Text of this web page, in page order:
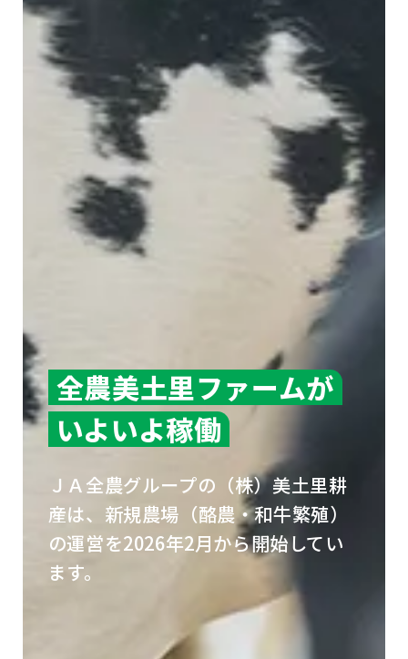
全農美土里ファームが
いよいよ稼働
ＪＡ全農グループの（株）美土里耕
産は、 新規農場（酪農・和牛繁殖）
の運営を2026年2月から開始してい
ます。